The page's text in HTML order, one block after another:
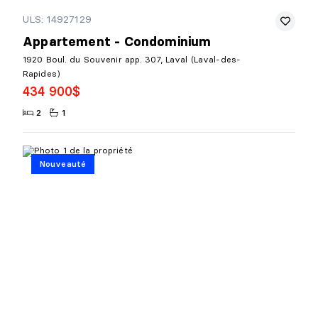
ULS: 14927129
Appartement - Condominium
1920 Boul. du Souvenir app. 307, Laval (Laval-des-
Rapides)
434 900$
2 1
Nouveauté